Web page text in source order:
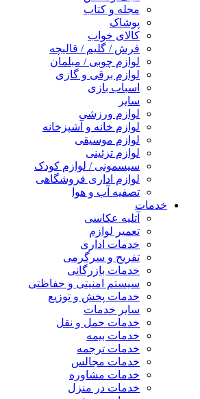
مجله و کتاب
پوشاک
کالای خواب
فرش / گلیم / قالیچه
لوازم چوبی / مبلمان
لوازم برقی و گازی
اسباب بازی
سایر
لوازم ورزشی
لوازم خانه و آشپزخانه
لوازم موسیقی
لوازم تزئینی
سیسمونی / لوازم کودک
لوازم اداری فروشگاهی
تصفیه آب و هوا
خدمات
آتلیه عکاسی
تعمیر لوازم
خدمات اداری
تفریح و سرگرمی
خدمات بازرگانی
سیستم امنیتی و حفاظتی
خدمات پخش و توزیع
سایر خدمات
خدمات حمل و نقل
خدمات بیمه
خدمات ترجمه
خدمات مجالس
خدمات مشاوره
خدمات در منزل